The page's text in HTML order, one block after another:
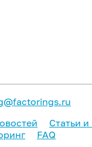
Статьи
FAQ